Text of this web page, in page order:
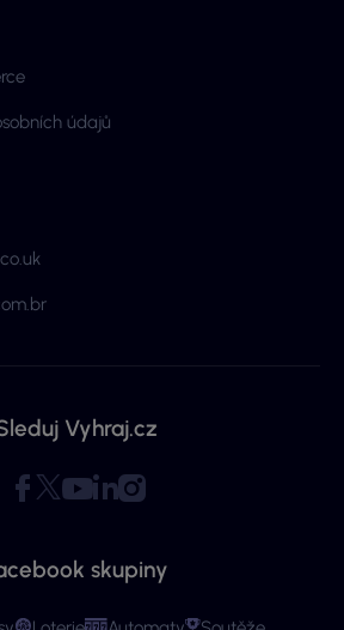
údajů
Vyhraj.cz
skupiny